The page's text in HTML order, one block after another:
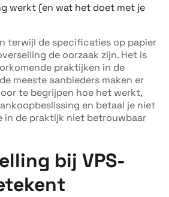
terwijl de specificaties op papier
de oorzaak zijn. Het is
praktijken in de
meeste aanbieders maken er
te begrijpen hoe het werkt,
en betaal je niet
in de praktijk niet betrouwbaar
bij VPS-